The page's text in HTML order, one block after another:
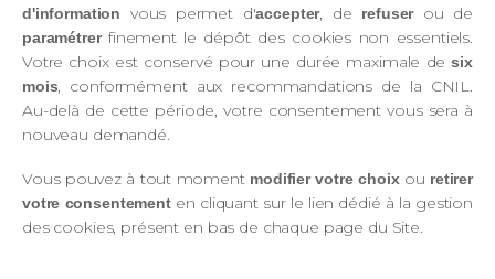
d'information
vous permet d'accepter, de refuserou de
paramétrerfinement le dépôt des cookies non essentiels.
Votre choix est conservé pour une durée maximale desix
mois, conformément aux recommandations de la CNIL.
Au-delà de cette période, votre consentement vous sera à
nouveau demandé.
Vous pouvez à tout moment modifier votre choixou retirer
votre consentementen cliquant sur le lien dédié à la gestion
des cookies, présent en bas de chaque page du Site.